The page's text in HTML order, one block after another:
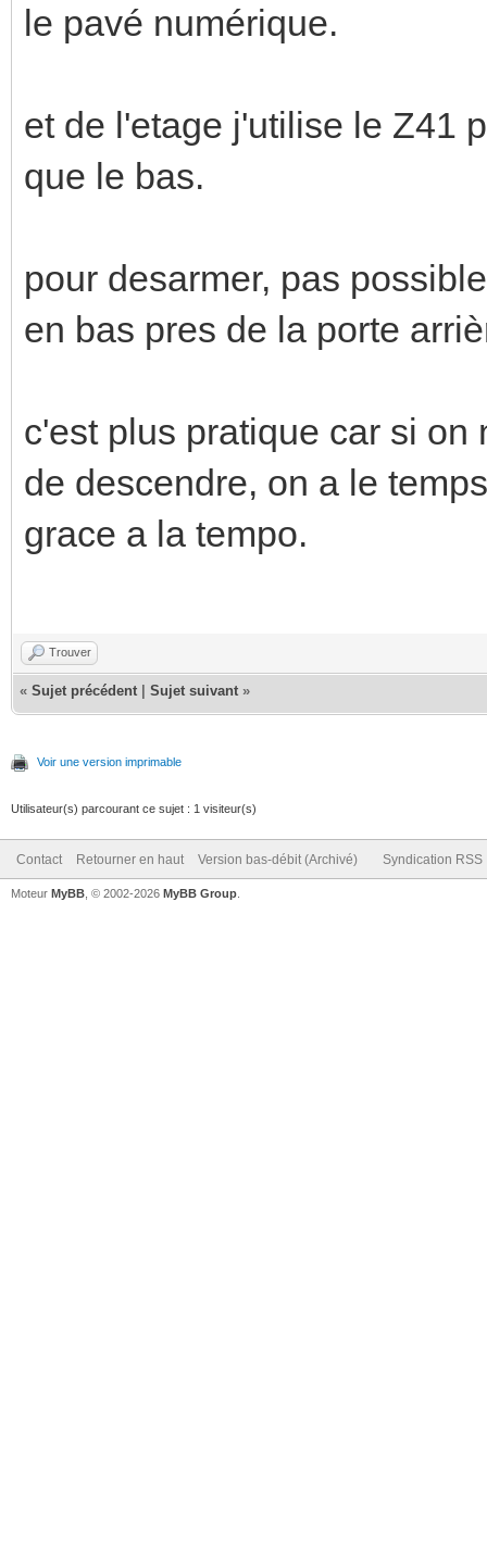
le pavé numérique.
et de l'etage j'utilise le Z41
que le bas.
pour desarmer, pas
en bas pres de la porte
c'est plus pratique car si
de descendre, on a le
grace a la tempo.
Trouver
« Sujet précédent Sujet suivant »
Voir une version imprimable
Utilisateur(s) parcourant ce sujet : 1 visiteur(s)
Contact Retourner en haut Version bas-débit (Archivé) Syndication RSS
Moteur MyBB , © 2002-2026 MyBB Group